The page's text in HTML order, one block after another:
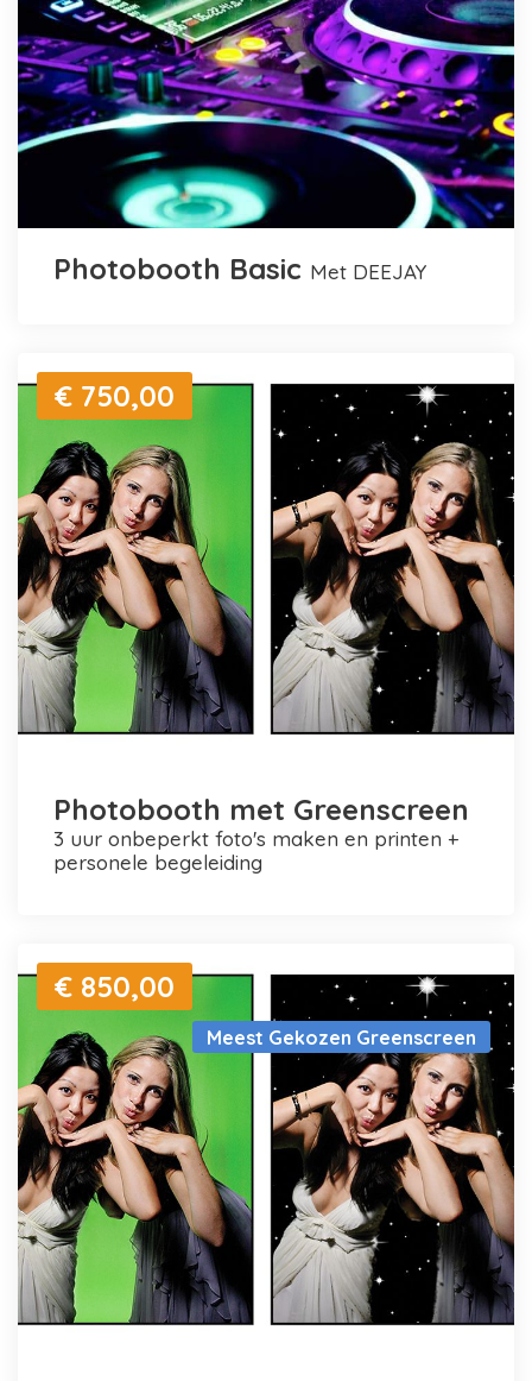
Photobooth Basic met DEEJAY
€ 750,00
Photobooth met Greenscreen
3 uur onbeperkt foto's maken en printen +
personele begeleiding
Meest Gekozen Greenscreen
€ 850,00